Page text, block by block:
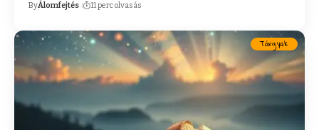
ByÁlomfejtés 11 perc olvasás
Tárgyak